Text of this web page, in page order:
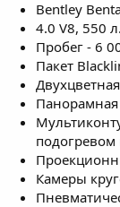
Bentley
4.0 V8, 550
Пробег - 6
Пакет
Камеры